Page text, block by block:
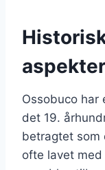
Ossobuco har
det 19.
betragtet som
ofte lavet